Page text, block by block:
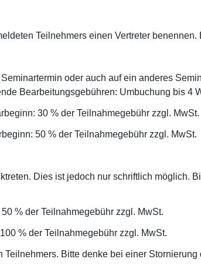
Teilnehmers einen Vertreter
oder auch auf ein anderes
Bearbeitungsgebühren: Umbuchung bis 4
30 % der Teilnahmegebühr zzgl. MwSt.
50 % der Teilnahmegebühr zzgl. MwSt.
Dies ist jedoch nur schriftlich möglich.
% der Teilnahmegebühr zzgl. MwSt.
% der Teilnahmegebühr zzgl. MwSt.
Bitte denke bei einer